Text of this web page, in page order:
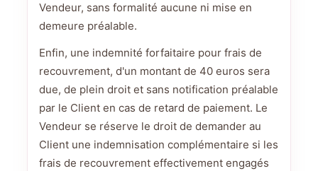
Vendeur, sans formalité aucune ni mise en
demeure préalable.
Enfin, une indemnité forfaitaire pour frais de
recouvrement, d'un montant de 40 euros sera
due, de plein droit et sans notification préalable
par le Client en cas de retard de paiement. Le
Vendeur se réserve le droit de demander au
Client une indemnisation complémentaire si les
frais de recouvrement effectivement engagés